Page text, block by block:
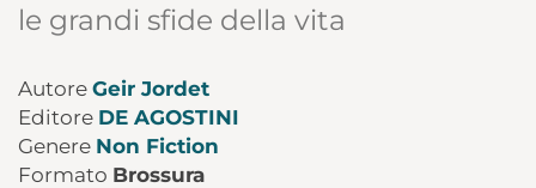
le grandi sfide della vita
Autore Geir Jordet
Editore DE AGOSTINI
Genere Non Fiction
Formato Brossura